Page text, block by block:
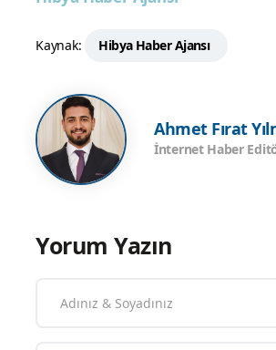
Kaynak: Hibya Haber Ajansı
Ahmet Fırat
İnternet Haber
Yorum Yazın